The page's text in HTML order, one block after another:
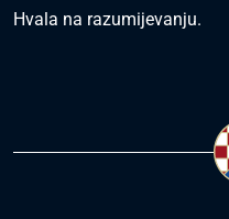
Hvala na razumijevanju.